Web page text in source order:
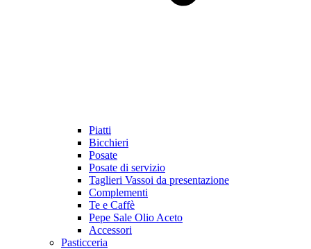
Piatti
Bicchieri
Posate
Posate di servizio
Taglieri Vassoi da presentazione
Complementi
Te e Caffè
Pepe Sale Olio Aceto
Accessori
Pasticceria